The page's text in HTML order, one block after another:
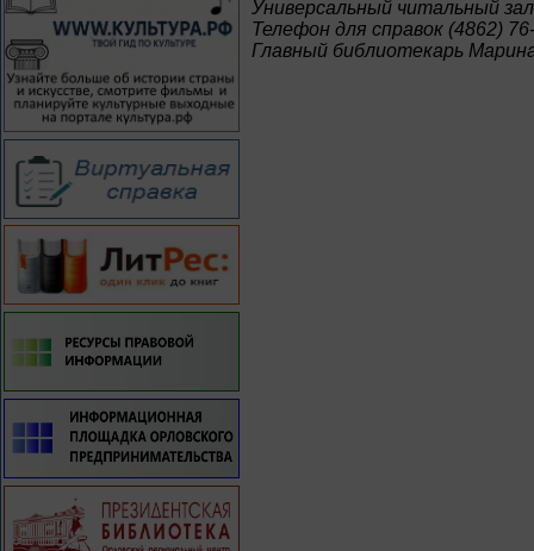
Универсальный читальный зал
Телефон для справок (4862)
Главный библиотекарь